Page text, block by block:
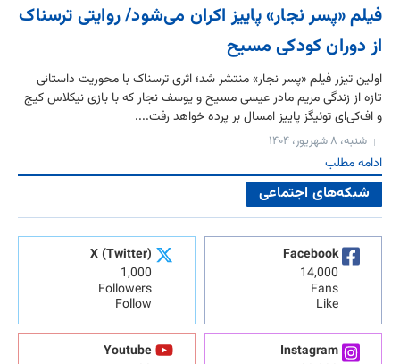
فیلم «پسر نجار» پاییز اکران می‌شود/ روایتی ترسناک
از دوران کودکی مسیح
اولین تیزر فیلم «پسر نجار» منتشر شد؛ اثری ترسناک با محوریت داستانی
تازه از زندگی مریم مادر عیسی مسیح و یوسف نجار که با بازی نیکلاس کیج
و اف‌کی‌ای توئیگز پاییز امسال بر پرده خواهد رفت....
شنبه، ۸ شهریور، ۱۴۰۴
ادامه مطلب
شبکه‌های اجتماعی
Facebook
14,000
Fans
Like
X (Twitter)
1,000
Followers
Follow
Instagram
Youtube